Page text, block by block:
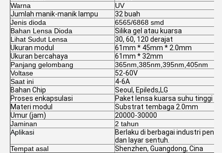
Warna
UV
Jumlah manik-manik lampu
32 buah
Jenis dioda
6565/6868 smd
Bahan Lensa Dioda
Silika gel atau kuarsa
Lihat Sudut Lensa
30, 60, 120 derajat
Ukuran modul
61mm * 45mm * 2.0mm
Ukuran bercahaya
61mm * 32mm
Panjang gelombang
365nm,385nm,395nm,405nm
Voltase
52-60V
Saat ini
4-6A
Bahan Chip
Seoul, Epileds,LG
Proses enkapsulasi
Paket lensa kuarsa suhu tinggi
Materi modul
Substrat tembaga 2.0mm
Umur (jam)
20000-30000
Jaminan
2 tahun
Aplikasi
Berlaku di berbagai industri
dan layar sentuh.
Tempat asal
Shenzhen, Guangdong, Cina